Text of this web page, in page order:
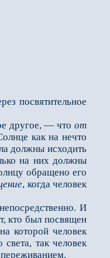
посвятительное
другое, — что от
как на нечто
должны исходить
на них должны
обращено его
, когда человек
И
кто был посвящен
которой чело­век
так человек